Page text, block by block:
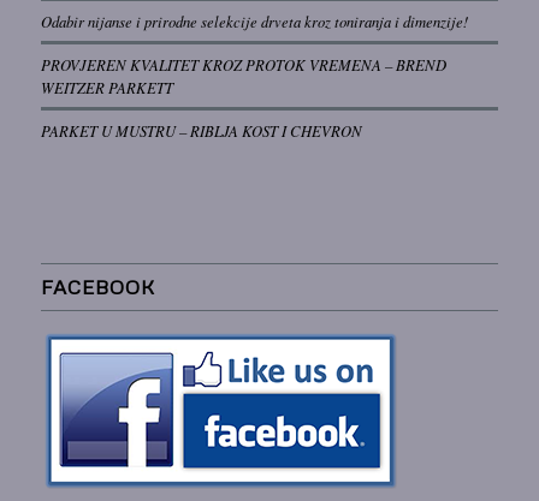
Odabir nijanse i prirodne selekcije drveta kroz toniranja i dimenzije!
PROVJEREN KVALITET KROZ PROTOK VREMENA – BREND
WEITZER PARKETT
PARKET U MUSTRU – RIBLJA KOST I CHEVRON
FACEBOOK